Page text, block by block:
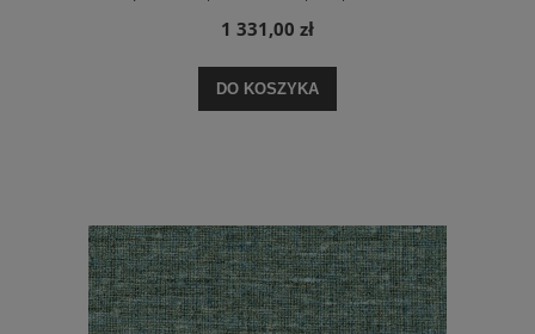
1 331,00 zł
DO KOSZYKA